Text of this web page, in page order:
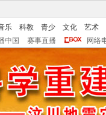
乐 科教 青少 文化
艺术
中国 赛事直播 网络